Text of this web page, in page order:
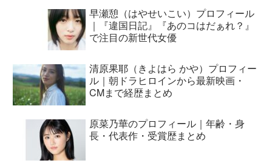
早瀬憩（はやせいこい）プロフィール
｜『違国日記』『あのコはだぁれ？』
で注目の新世代女優
清原果耶（きよはら かや）プロフィー
ル｜朝ドラヒロインから最新映画・
CMまで経歴まとめ
原菜乃華のプロフィール｜年齢・身
長・代表作・受賞歴まとめ